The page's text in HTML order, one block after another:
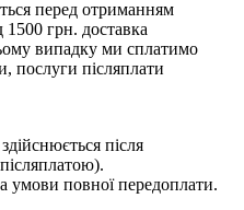
перед отриманням
грн. доставка
випадку ми сплатимо
послуги післяплати
після
умови повної передоплати.